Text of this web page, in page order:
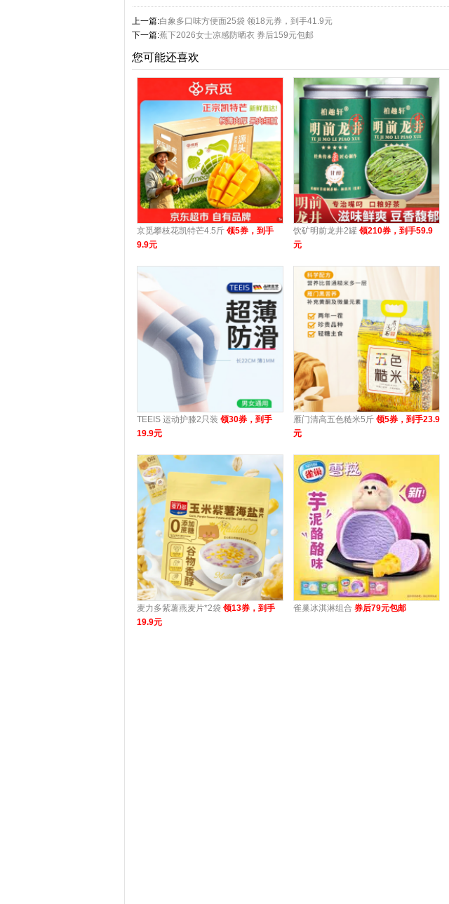
上一篇:白象多口味方便面25袋 领18元券，到手41.9元
下一篇:蕉下2026女士凉感防晒衣 券后159元包邮
您可能还喜欢
京觅攀枝花凯特芒4.5斤 领5券，到手
9.9元
饮矿明前龙井2罐 领210券，到手59.9
元
TEEIS 运动护膝2只装 领30券，到手
19.9元
雁门清高五色糙米5斤 领5券，到手23.9
元
麦力多紫薯燕麦片*2袋 领13券，到手
19.9元
雀巢冰淇淋组合 券后79元包邮